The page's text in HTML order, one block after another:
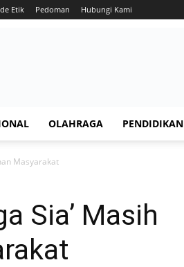
Etik Pedoman Hubungi Kami
OLAHRAGA PENDIDIKAN
Masyarakat
Sia’ Masih